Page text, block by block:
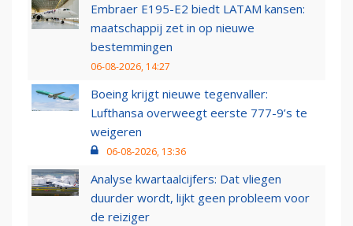
Embraer E195-E2 biedt LATAM kansen:
maatschappij zet in op nieuwe
bestemmingen
06-08-2026, 14:27
Boeing krijgt nieuwe tegenvaller:
Lufthansa overweegt eerste 777-9’s te
weigeren
06-08-2026, 13:36
Analyse kwartaalcijfers: Dat vliegen
duurder wordt, lijkt geen probleem voor
de reiziger